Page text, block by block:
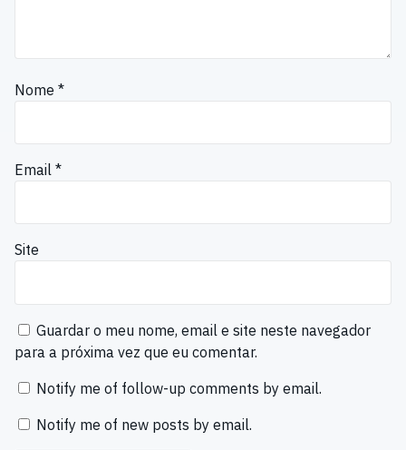
Nome *
Email *
Site
Guardar o meu nome, email e site neste navegador
para a próxima vez que eu comentar.
Notify me of follow-up comments by email.
Notify me of new posts by email.